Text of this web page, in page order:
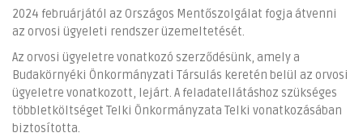
2024 februárjától az Országos Mentőszolgálat fogja átvenni
az orvosi ügyeleti rendszer üzemeltetését.
Az orvosi ügyeletre vonatkozó szerződésünk, amely a
Budakörnyéki Önkormányzati Társulás keretén belül az orvosi
ügyeletre vonatkozott, lejárt. A feladatellátáshoz szükséges
többletköltséget Telki Önkormányzata Telki vonatkozásában
biztosította.